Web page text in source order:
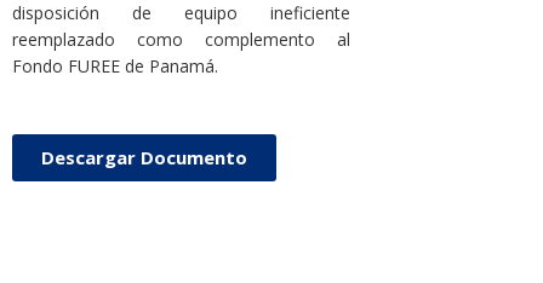
disposición de equipo ineficiente
reemplazado como complemento al
Fondo FUREE de Panamá.
Descargar Documento